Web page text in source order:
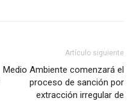
Artículo siguiente
Medio Ambiente comenzará el
proceso de sanción por
extracción irregular de